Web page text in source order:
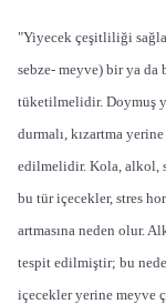
"Yiyecek çeşitliliği
sebze- meyve) bir ya
tüketilmelidir. Doymuş
durmalı, kızartma
edilmelidir. Kola, alkol,
bu tür içecekler, stres
artmasına neden olur.
tespit edilmiştir; bu
içecekler yerine meyve